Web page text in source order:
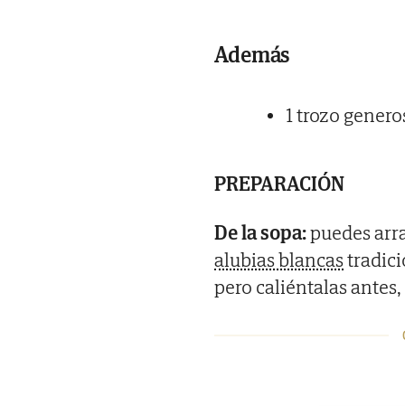
Además
1 trozo
PREPARACIÓN
De la sopa:puedes
alubias blancas
pero caliéntalas antes,